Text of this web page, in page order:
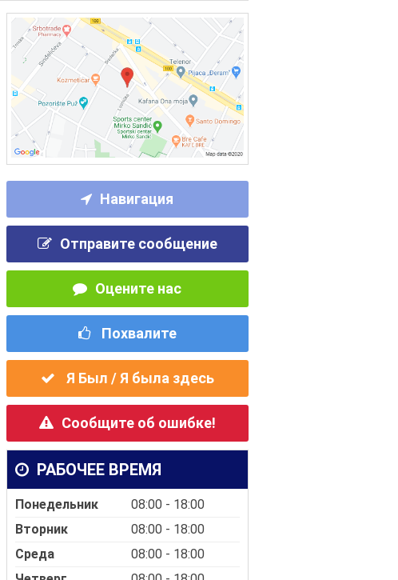
Навигация
Отправите сообщение
Оцените нас
Похвалите
Я Был / Я была здесь
Сообщите об ошибке!
РАБОЧЕЕ ВРЕМЯ
Понедельник
08:00 - 18:00
Вторник
08:00 - 18:00
Среда
08:00 - 18:00